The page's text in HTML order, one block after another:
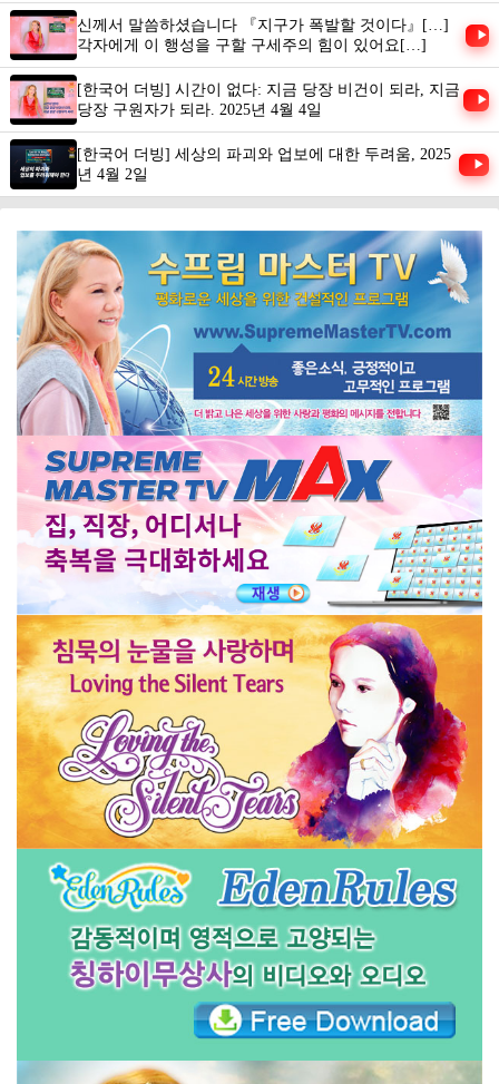
신께서 말씀하셨습니다 『지구가 폭발할 것이다』[…]
각자에게 이 행성을 구할 구세주의 힘이 있어요[…]
▶
[한국어 더빙] 시간이 없다: 지금 당장 비건이 되라, 지금
당장 구원자가 되라. 2025년 4월 4일
▶
[한국어 더빙] 세상의 파괴와 업보에 대한 두려움, 2025
년 4월 2일
▶